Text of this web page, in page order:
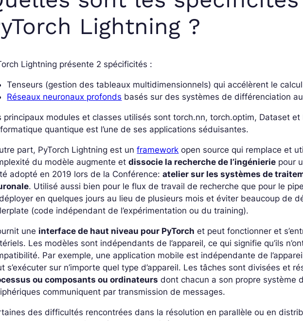
Lightning ?
Lightning présente 2 spécificités :
Tenseurs (gestion des tableaux multidimensionnels) qui accélèrent le
Réseaux neuronaux profonds basés sur des systèmes de différenciation
principaux modules et classes utilisés sont torch.nn, torch.optim, Dataset et
quantique est l’une de ses applications séduisantes.
part, PyTorch Lightning est unframework open source qui remplace et
du modèle augmente etdissocie la recherche de l’ingénierie pour
adopté en 2019 lors de la Conférence:atelier sur les systèmes de
. Utilisé aussi bien pour le flux de travail de recherche que pour le
en quelques jours au lieu de plusieurs mois et éviter beaucoup de
(code indépendant de l’expérimentation ou du training).
une interface de haut niveau pour PyTorch et peut fonctionner et
Les modèles sont indépendants de l’appareil, ce qui signifie qu’ils
Par exemple, une application mobile est indépendante de
s’exécuter sur n’importe quel type d’appareil. Les tâches sont divisées et
ou composants ou ordinateurs dont chacun a son propre système
communiquent par transmission de messages.
des difficultés rencontrées dans la résolution en parallèle ou en